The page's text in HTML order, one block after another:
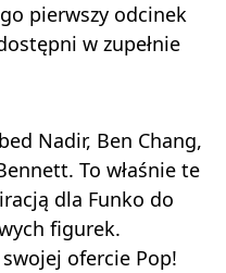
pierwszy odcinek
w zupełnie
Nadir, Ben Chang,
To właśnie te
dla Funko do
figurek.
ofercie Pop!